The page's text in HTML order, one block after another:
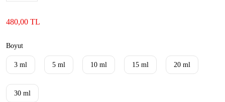
480,00 TL
Boyut
3 ml 5 ml 10 ml 15 ml 20 ml
30 ml